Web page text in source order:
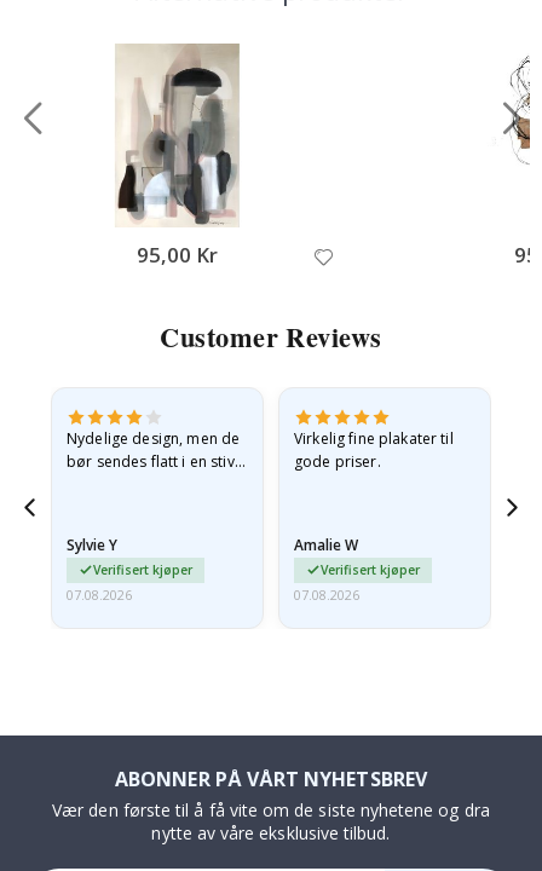
95,00 Kr
Customer Reviews
Nydelige design, men de
bør sendes flatt i en stiv
Sylvie Y
Verifisert kjøper
07.08.2026
Virkelig fine plakater til
gode priser.
Amalie W
Verifisert kjøper
07.08.2026
ABONNER PÅ VÅRT NYHETSBREV
Vær den første til å få vite om de siste nyhetene og dra
nytte av våre eksklusive tilbud.